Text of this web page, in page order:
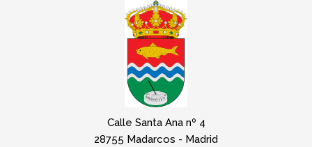
Calle Santa Ana nº 4
28755 Madarcos - Madrid